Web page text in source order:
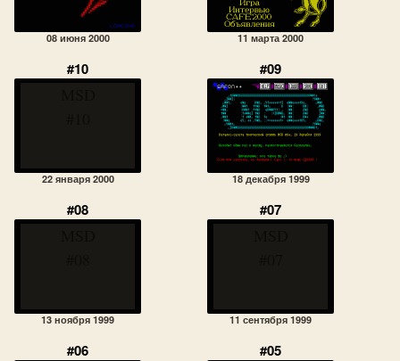
08 июня 2000 11 марта 2000
#10
22 января 2000
#09
18 декабря 1999
#08
13 ноября 1999
#07
11 сентября 1999
#06 #05